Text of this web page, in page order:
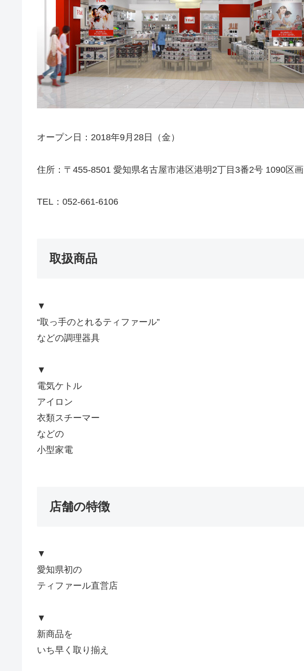
オープン日：2018年9月28日（金）
住所：〒455-8501 愛知県名古屋市港区港明2丁目3番2号 1090区画
TEL：052-661-6106
取扱商品
▼
“取っ手のとれるティファール”
などの調理器具
▼
電気ケトル
アイロン
衣類スチーマー
などの
小型家電
店舗の特徴
▼
愛知県初の
ティファール直営店
▼
新商品を
いち早く取り揃え